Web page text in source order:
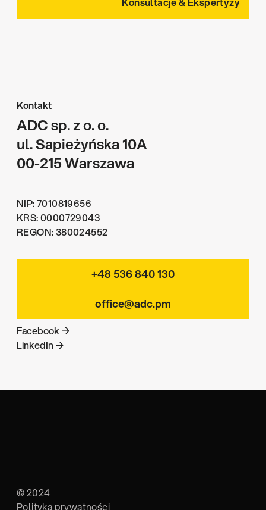
Kontakt
ADC sp. z o. o.
ul. Sapieżyńska 10A
00-215 Warszawa
NIP: 7010819656
KRS: 0000729043
REGON: 380024552
+48 536 840 130
office@adc.pm
Facebook →
LinkedIn →
© 2024
Polityka prywatności